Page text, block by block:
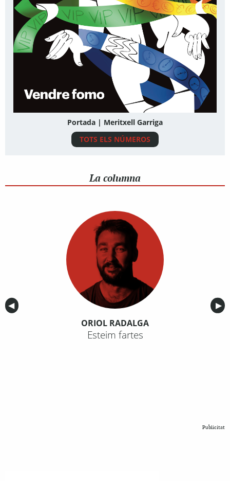
Portada | Meritxell Garriga
TOTS ELS NÚMEROS
La columna
Anterior
◀︎ ▶︎
ORIOL RADALGA
Esteim fartes
Publicitat